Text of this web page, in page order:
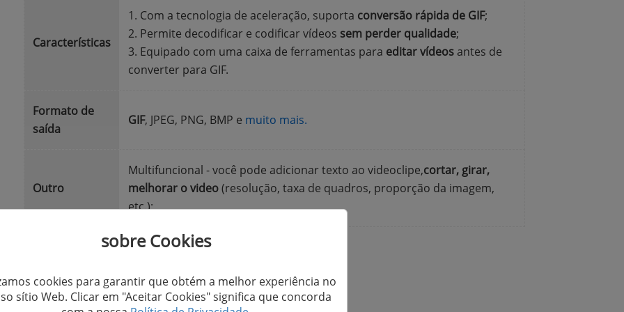
Características
1. Com a tecnologia de aceleração, suporta conversão rápida de GIF;
2. Permite decodificar e codificar vídeos sem perder qualidade;
3. Equipado com uma caixa de ferramentas para editar vídeosantes de
converter para GIF.
Formato de
saída
GIF, JPEG, PNG, BMP e muito mais.
Outro
Multifuncional - você pode adicionar texto ao videoclipe,cortar, girar,
melhorar o video(resolução, taxa de quadros, proporção da imagem,
etc.);
Experimente agora converter seu vídeo para GIF facilmente!
Baixar Grátis Baixar Grátis
sobre Cookies
cookies para garantir que obtém a melhor experiência no
sítio Web. Clicar em "Aceitar Cookies" significa que concorda